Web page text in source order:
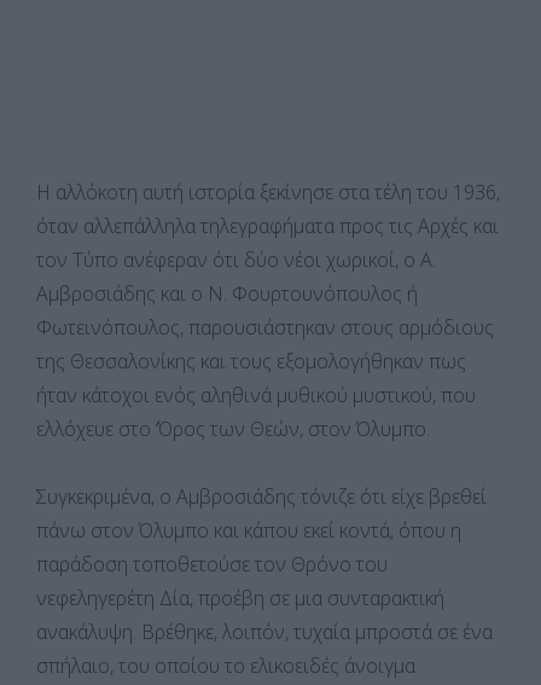
Η αλλόκοτη αυτή ιστορία ξεκίνησε στα τέλη του 1936,
όταν αλλεπάλληλα τηλεγραφήματα προς τις Αρχές και
τον Τύπο ανέφεραν ότι δύο νέοι χωρικοί, ο Α.
Αμβροσιάδης και ο Ν. Φουρτουνόπουλος ή
Φωτεινόπουλος, παρουσιάστηκαν στους αρμόδιους
της Θεσσαλονίκης και τους εξομολογήθηκαν πως
ήταν κάτοχοι ενός αληθινά μυθικού μυστικού, που
ελλόχευε στο ‘Όρος των Θεών, στον Όλυμπο.
Συγκεκριμένα, ο Αμβροσιάδης τόνιζε ότι είχε βρεθεί
πάνω στον Όλυμπο και κάπου εκεί κοντά, όπου η
παράδοση τοποθετούσε τον Θρόνο του
νεφεληγερέτη Δία, προέβη σε μια συνταρακτική
ανακάλυψη. Βρέθηκε, λοιπόν, τυχαία μπροστά σε ένα
σπήλαιο, του οποίου το ελικοειδές άνοιγμα